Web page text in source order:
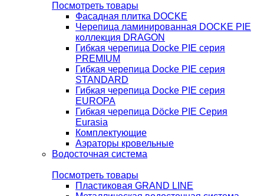
Посмотреть товары
Фасадная плитка DOCKE
Черепица ламинированная DOCKE PIE
коллекция DRAGON
Гибкая черепица Docke PIE серия
PREMIUM
Гибкая черепица Docke PIE серия
STANDARD
Гибкая черепица Docke PIE серия
EUROPA
Гибкая черепица Döcke PIE Серия
Eurasia
Комплектующие
Аэраторы кровельные
Водосточная система
Посмотреть товары
Пластиковая GRAND LINE